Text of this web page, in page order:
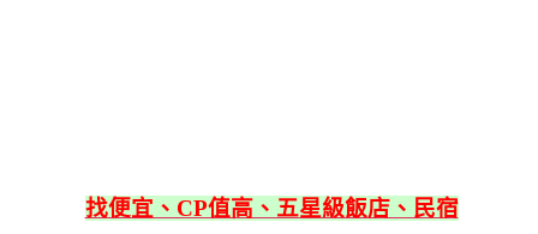
找便宜、CP值高、五星級飯店、民宿